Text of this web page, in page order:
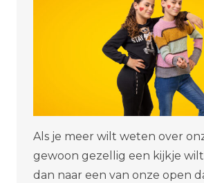
Als je meer wilt weten over
gewoon gezellig een kijkje
dan naar een van onze open